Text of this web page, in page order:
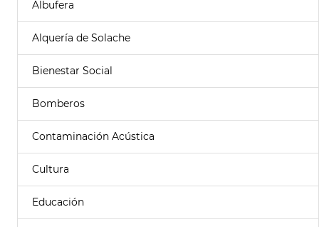
Albufera
Alquería de Solache
Bienestar Social
Bomberos
Contaminación Acústica
Cultura
Educación